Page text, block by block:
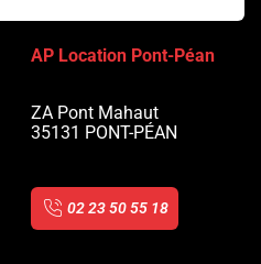
AP Location Pont-Péan
ZA Pont Mahaut
35131 PONT-PÉAN
02 23 50 55 18